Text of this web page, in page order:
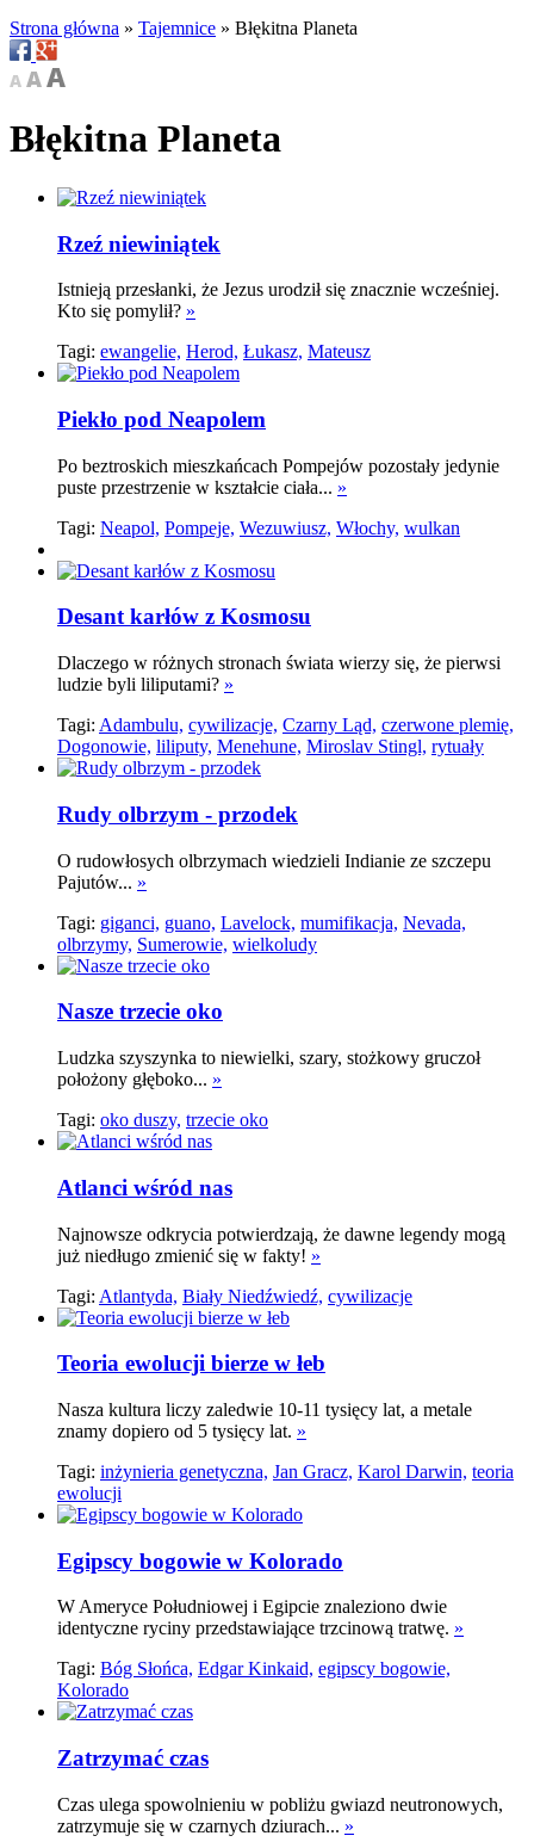
Strona główna » Tajemnice » Błękitna Planeta
Błękitna Planeta
Rzeź niewiniątek
Istnieją przesłanki, że Jezus urodził się znacznie wcześniej.
Kto się pomylił? »
Tagi: ewangelie, Herod, Łukasz, Mateusz
Piekło pod Neapolem
Po beztroskich mieszkańcach Pompejów pozostały jedynie
puste przestrzenie w kształcie ciała... »
Tagi: Neapol, Pompeje, Wezuwiusz, Włochy, wulkan
Desant karłów z Kosmosu
Dlaczego w różnych stronach świata wierzy się, że pierwsi
ludzie byli liliputami? »
Tagi: Adambulu, cywilizacje, Czarny Ląd, czerwone plemię,
Dogonowie, liliputy, Menehune, Miroslav Stingl, rytuały
Rudy olbrzym - przodek
O rudowłosych olbrzymach wiedzieli Indianie ze szczepu
Pajutów... »
Tagi: giganci, guano, Lavelock, mumifikacja, Nevada,
olbrzymy, Sumerowie, wielkoludy
Nasze trzecie oko
Ludzka szyszynka to niewielki, szary, stożkowy gruczoł
położony głęboko... »
Tagi: oko duszy, trzecie oko
Atlanci wśród nas
Najnowsze odkrycia potwierdzają, że dawne legendy mogą
już niedługo zmienić się w fakty! »
Tagi: Atlantyda, Biały Niedźwiedź, cywilizacje
Teoria ewolucji bierze w łeb
Nasza kultura liczy zaledwie 10-11 tysięcy lat, a metale
znamy dopiero od 5 tysięcy lat. »
Tagi: inżynieria genetyczna, Jan Gracz, Karol Darwin, teoria
ewolucji
Egipscy bogowie w Kolorado
W Ameryce Południowej i Egipcie znaleziono dwie
identyczne ryciny przedstawiające trzcinową tratwę. »
Tagi: Bóg Słońca, Edgar Kinkaid, egipscy bogowie,
Kolorado
Zatrzymać czas
Czas ulega spowolnieniu w pobliżu gwiazd neutronowych,
zatrzymuje się w czarnych dziurach... »